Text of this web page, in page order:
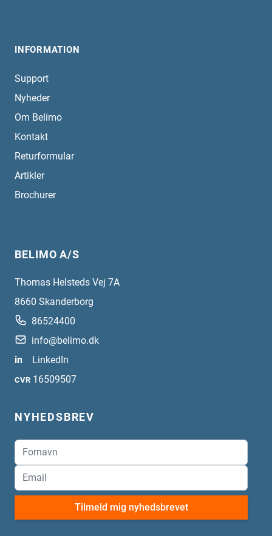
INFORMATION
Support
Nyheder
Om Belimo
Kontakt
Returformular
Artikler
Brochurer
BELIMO A/S
Thomas Helsteds Vej 7A
8660 Skanderborg
86524400
info@belimo.dk
in
LinkedIn
CVR 16509507
NYHEDSBREV
Tilmeld mig nyhedsbrevet